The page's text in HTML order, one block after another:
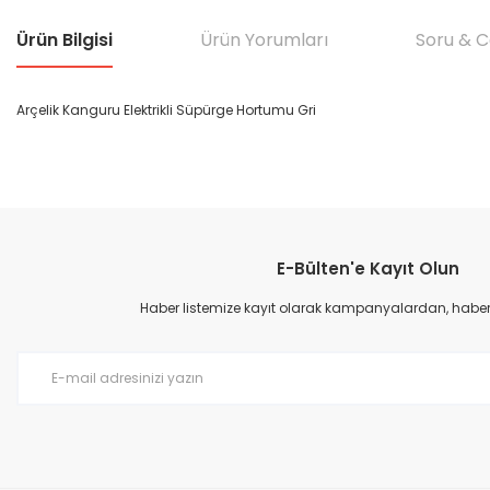
Ürün Bilgisi Ürün Yorumları Soru &
Arçelik Kanguru Elektrikli Süpürge Hortumu Gri
Ürün resmi kalitesiz, bozuk veya görüntülenemiyor.
Ürün açıklamasında eksik bilgiler bulunuyor.
E-Bülten'e Kayıt Olun
Haber listemize kayıt olarak kampanyalardan,